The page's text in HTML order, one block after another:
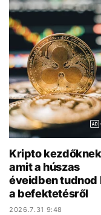
Kripto
amit a húszas
éveidben tudnod
a befektetésről
2026.7.31 9:48